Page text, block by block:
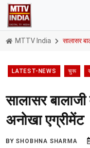
MTTV India सालासर
LATEST-NEWS चुरू
सालासर
अनोखा एग्रीमेंट
BY SHOBHNA SHARMA